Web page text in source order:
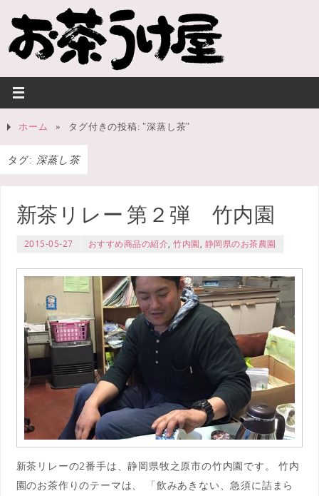
ホーム » タグ付きの投稿: "深蒸し茶"
タグ: 深蒸し茶
新茶リレー 第２弾 竹内園
2015-05-27 おすすめ商品の紹介,竹内園, 静岡県のお茶農園
新茶リレーの2番手は、静岡県牧之原市の竹内園です。 竹内
園のお茶作りのテーマは、 「飲みあきない、急須に詰まら